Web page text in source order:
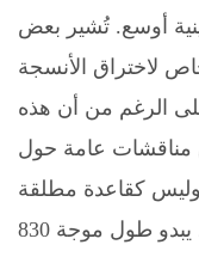
أوسع. تُشير بعض
لاختراق الأنسجة
الرغم من أن هذه
مناقشات عامة حول
بالنسبة للعديد من المشترين، قد يبدو طول موجة 830